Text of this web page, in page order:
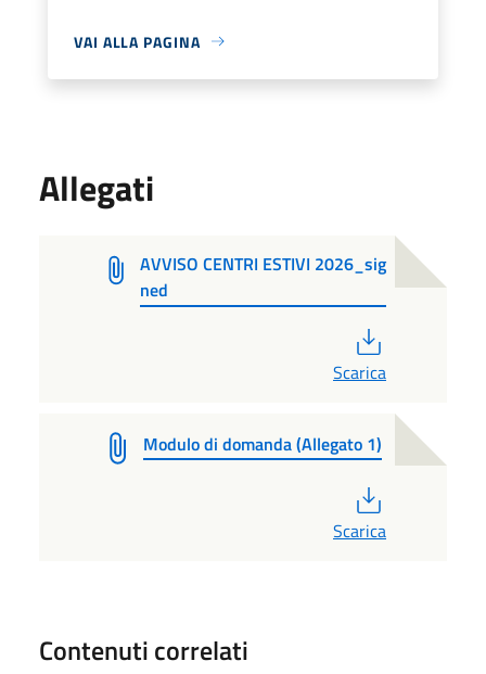
VAI ALLA PAGINA
Allegati
AVVISO CENTRI ESTIVI 2026_sig
ned
Scarica
Modulo di domanda (Allegato 1)
Scarica
Contenuti correlati